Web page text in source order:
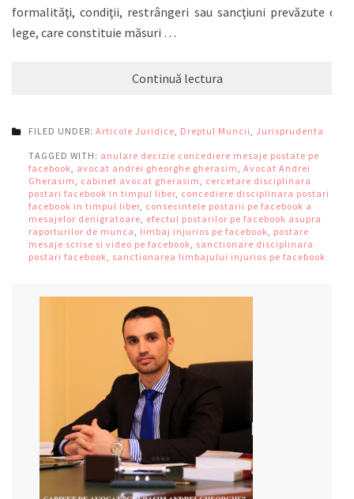
formalităţi, condiţii, restrângeri sau sancţiuni prevăzute de
lege, care constituie măsuri …
Continuă lectura
FILED UNDER: Articole Juridice, Dreptul Muncii, Jurisprudenta
TAGGED WITH: anulare decizie concediere mesaje postate pe
facebook, avocat andrei gheorghe gherasim, Avocat Andrei
Gherasim, cabinet avocat gherasim, cercetare disciplinara
postari facebook in timpul liber, concediere disciplinara postari
facebook in timpul liber, consecintele postarii pe facebook a
mesajelor denigratoare, efectul postarilor pe facebook asupra
raporturilor de munca, limbaj injurios pe facebook, postare
mesaje scrise si video pe facebook, sanctionare disciplinara
postari facebook, sanctionarea limbajului injurios pe facebook